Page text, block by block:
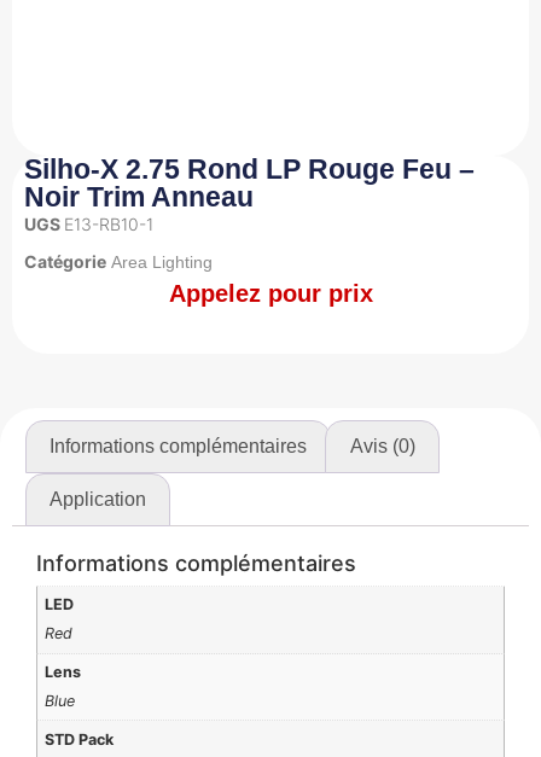
Silho-X 2.75 Rond LP Rouge Feu –
Noir Trim Anneau
UGS E13-RB10-1
Catégorie Area Lighting
Appelez pour prix
Informations complémentaires Avis (0)
Application
Informations complémentaires
LED
Red
Lens
Blue
STD Pack